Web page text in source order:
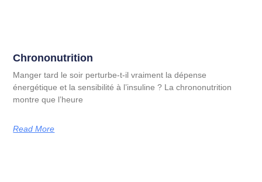
Chrononutrition
Manger tard le soir perturbe-t-il vraiment la dépense
énergétique et la sensibilité à l’insuline ? La chrononutrition
montre que l’heure
Read More